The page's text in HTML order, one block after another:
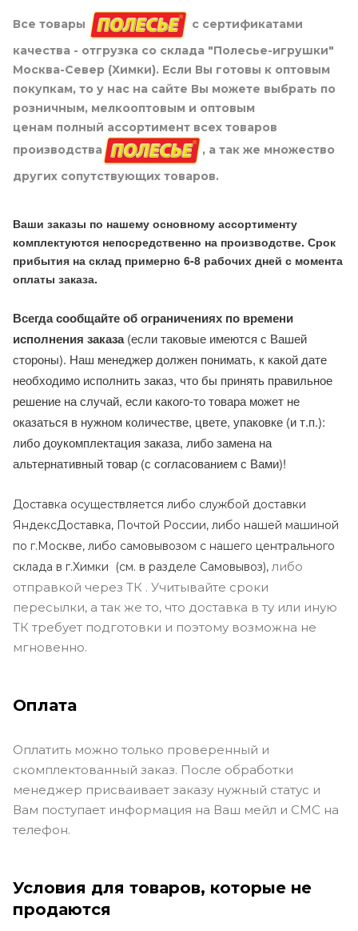
Все товары
с сертификатами
качества - отгрузка со склада "Полесье-игрушки"
Москва-Север (Химки). Если Вы готовы к оптовым
покупкам, то у нас на сайте Вы можете выбрать по
розничным, мелкооптовым и оптовым
ценам полный ассортимент всех товаров
производства
, а так же множество
других сопутствующих товаров.
Ваши заказы по нашему основному ассортименту
комплектуются непосредственно на производстве. Срок
прибытия на склад примерно 6-8 рабочих дней с момента
оплаты заказа.
Всегда сообщайте об ограничениях по времени
исполнения заказа(если таковые имеются с Вашей
стороны). Наш менеджер должен понимать, к какой дате
необходимо исполнить заказ, что бы принять правильное
решение на случай, если какого-то товара может не
оказаться в нужном количестве, цвете, упаковке (и т.п.):
либо доукомплектация заказа, либо замена на
альтернативный товар (с согласованием с Вами)!
Доставка осуществляется либо службой доставки
ЯндексДоставка, Почтой России, либо нашей машиной
по г.Москве, либо самовывозом с нашего центрального
склада в г.Химки (см. в разделе Самовывоз), либо
отправкой через ТК . Учитывайте сроки
пересылки, а так же то, что доставка в ту или иную
ТК требует подготовки и поэтому возможна не
мгновенно.
Оплата
Оплатить можно только проверенный и
скомплектованный заказ. После обработки
менеджер присваивает заказу нужный статус и
Вам поступает информация на Ваш мейл и СМС на
телефон.
Условия для товаров, которые не
продаются